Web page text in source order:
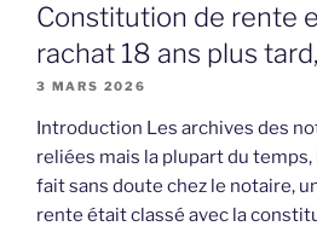
Constitution de rente
rachat 18 ans plus
3 MARS 2026
Introduction Les archives des
reliées mais la plupart du
fait sans doute chez le notaire,
rente était classé avec la